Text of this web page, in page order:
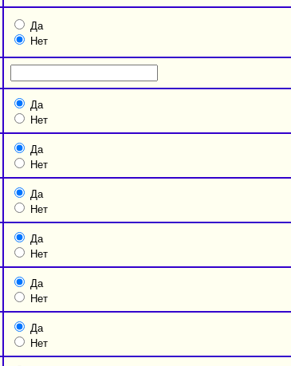
Да
Нет
Да
Нет
Да
Нет
Да
Нет
Да
Нет
Да
Нет
Да
Нет